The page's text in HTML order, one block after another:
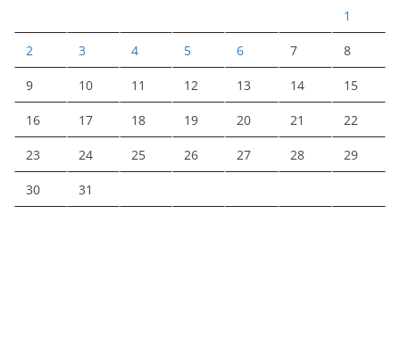
1
2 3 4 5 6 7 8
9 10 11 12 13 14 15
16 17 18 19 20 21 22
23 24 25 26 27 28 29
30 31